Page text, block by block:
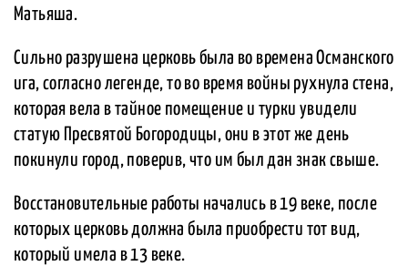
Матьяша.
Сильно разрушена церковь была во времена Османского
ига, согласно легенде, то во время войны рухнула стена,
которая вела в тайное помещение и турки увидели
статую Пресвятой Богородицы, они в этот же день
покинули город, поверив, что им был дан знак свыше.
Восстановительные работы начались в 19 веке, после
которых церковь должна была приобрести тот вид,
который имела в 13 веке.